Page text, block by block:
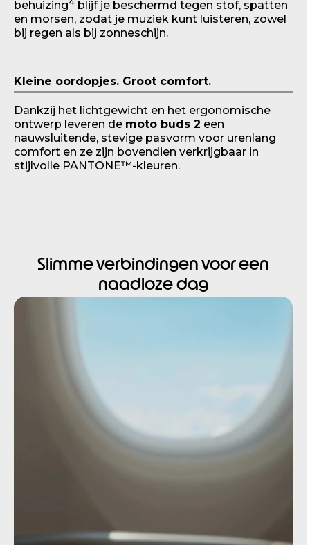
behuizing
blijf je beschermd tegen stof, spatten
en morsen, zodat je muziek kunt luisteren, zowel
bij regen als bij zonneschijn.
Kleine oordopjes. Groot comfort.
Dankzij het lichtgewicht en het ergonomische
ontwerp leveren de moto buds 2 een
nauwsluitende, stevige pasvorm voor urenlang
comfort en ze zijn bovendien verkrijgbaar in
stijlvolle PANTONE™-kleuren.
Slimme verbindingen voor een
naadloze dag